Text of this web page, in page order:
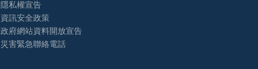
隱私權宣告
資訊安全政策
政府網站資料開放宣告
災害緊急聯絡電話